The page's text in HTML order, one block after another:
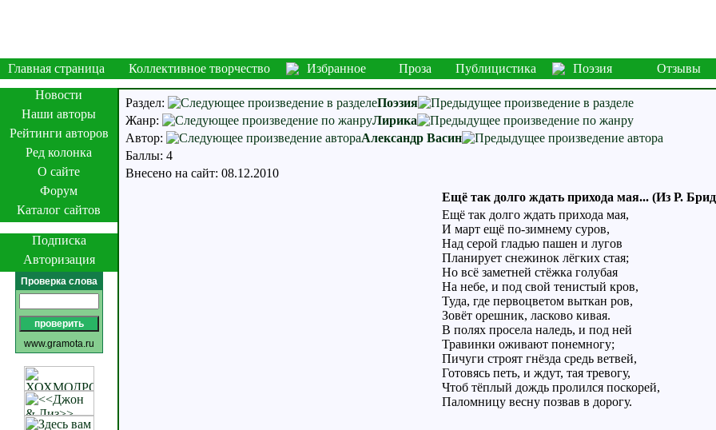
Главная страница Коллективное творчество Избранное Проза Публицистика Поэзия
Отзывы
Новости
Наши авторы
Рейтинги авторов
Ред колонка
О сайте
Форум
Каталог сайтов
Подписка
Авторизация
Проверка слова
www.gramota.ru
Раздел:
Поэзия
Жанр:
Лирика
Автор:
Александр Васин
Баллы: 4
Внесено на сайт: 08.12.2010
Ещё так долго ждать прихода мая... (Из Р.
Ещё так долго ждать прихода мая,
И март ещё по-зимнему суров,
Над серой гладью пашен и лугов
Планирует снежинок лёгких стая;
Но всё заметней стёжка голубая
На небе, и под свой тенистый кров,
Туда, где первоцветом выткан ров,
Зовёт орешник, ласково кивая.
В полях просела наледь, и под ней
Травинки оживают понемногу;
Пичуги строят гнёзда средь ветвей,
Готовясь петь, и ждут, тая тревогу,
Чтоб тёплый дождь пролился поскорей,
Паломницу весну позвав в дорогу.